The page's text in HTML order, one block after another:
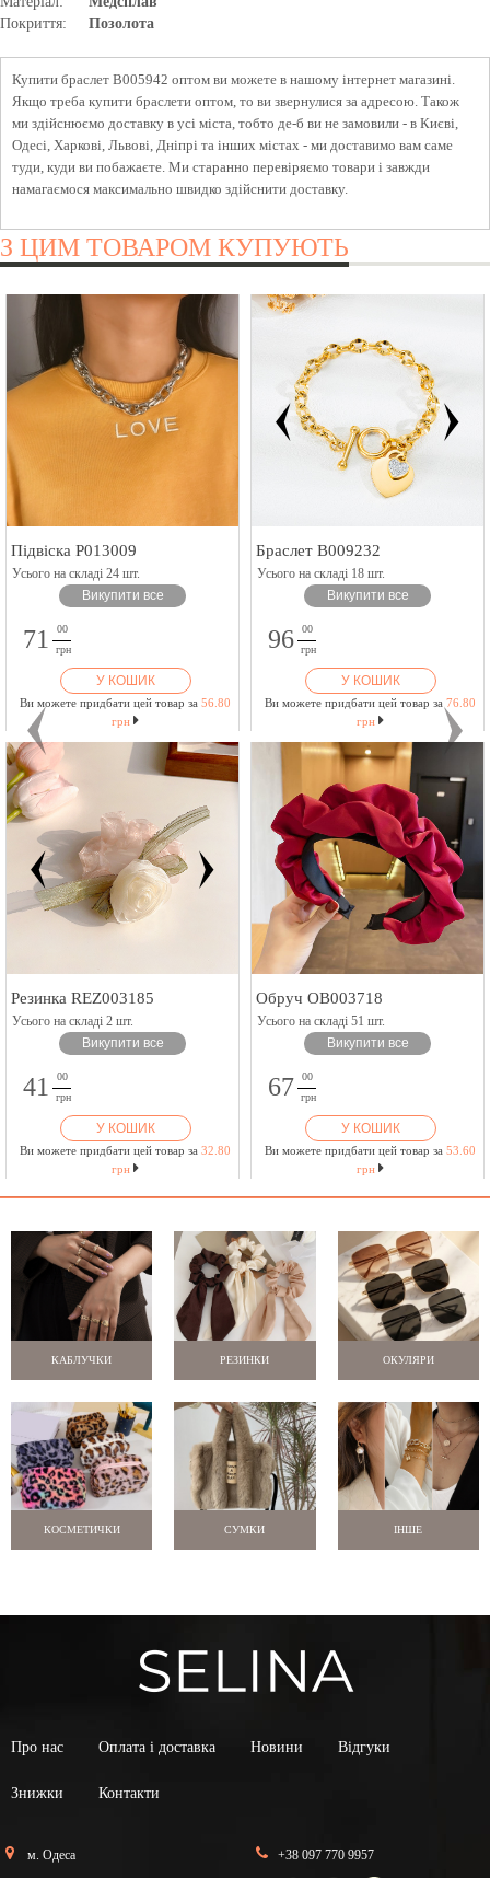
Покриття:
Позолота
Купити браслет B005942 оптом ви можете в нашому інтернет магазині.
Якщо треба купити браслети оптом, то ви звернулися за адресою. Також
ми здійснюємо доставку в усі міста, тобто де-б ви не замовили - в Києві,
Одесі, Харкові, Львові, Дніпрі та інших містах - ми доставимо вам саме
туди, куди ви побажаєте. Ми старанно перевіряємо товари і завжди
намагаємося максимально швидко здійснити доставку.
З ЦИМ ТОВАРОМ КУПУЮТЬ
Підвіска P013009
Усього на складі 24 шт.
Викупити все
71
00
грн
У КОШИК
Ви можете придбати цей товар за 56.80
грн
Браслет B009232
Усього на складі 18 шт.
Викупити все
96
00
грн
У КОШИК
Ви можете придбати цей товар за 76.80
грн
Резинка REZ003185
Усього на складі 2 шт.
Викупити все
41
00
грн
У КОШИК
Ви можете придбати цей товар за 32.80
грн
Обруч OB003718
Усього на складі 51 шт.
Викупити все
67
00
грн
У КОШИК
Ви можете придбати цей товар за 53.60
грн
КАБЛУЧКИ РЕЗИНКИ ОКУЛЯРИ
КОСМЕТИЧКИ СУМКИ ІНШЕ
Про нас Оплата і доставка Новини Відгуки
Знижки Контакти
м. Одеса +38 097 770 9957